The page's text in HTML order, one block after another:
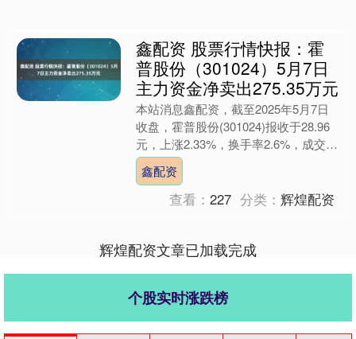
鑫配资 股票行情快报：霍
普股份（301024）5月7日
主力资金净卖出275.35万元
本站消息鑫配资，截至2025年5月7日
收盘，霍普股份(301024)报收于28.96
元，上涨2.33%，换手率2.6%，成交量
1.56万手，成交额4506.76....
鑫配资
查看：227 分类：辉煌配资
辉煌配资文章已加载完成
个股实时涨跌榜